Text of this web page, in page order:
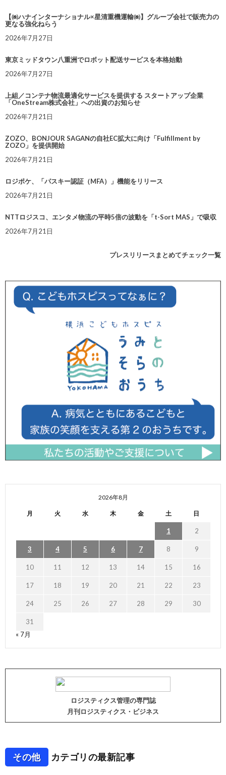
【㈱ハナインターナショナル×星清重機運輸㈱】グループ会社で販売力の
更なる強化ねらう
2026年7月27日
東京ミッドタウン八重洲でロボット配送サービスを本格始動
2026年7月27日
上組／コンテナ物流最適化サービスを提供する スタートアップ企業
「OneStream株式会社」への出資のお知らせ
2026年7月21日
ZOZO、BONJOUR SAGANの自社EC拡大に向け「Fulfillment by
ZOZO」を提供開始
2026年7月21日
ロジポケ、「パスキー認証（MFA）」機能をリリース
2026年7月21日
NTTロジスコ、エンタメ物流の平時5倍の波動を「t-Sort MAS」で吸収
2026年7月21日
プレスリリースまとめてチェック一覧
2026年8月
月 火 水 木 金 土 日
1 2
3 4 5 6 7 8 9
10 11 12 13 14 15 16
17 18 19 20 21 22 23
24 25 26 27 28 29 30
31
« 7月
ロジスティクス管理の専門誌
月刊ロジスティクス・ビジネス
その他 カテゴリの最新記事